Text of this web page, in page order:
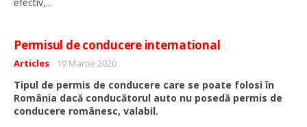
Permisul de conducere international
Detalii
Articles 19 Martie 2020
Tipul de permis de conducere care se poate folosi în
România dacă conducătorul auto nu posedă permis de
conducere românesc, valabil.